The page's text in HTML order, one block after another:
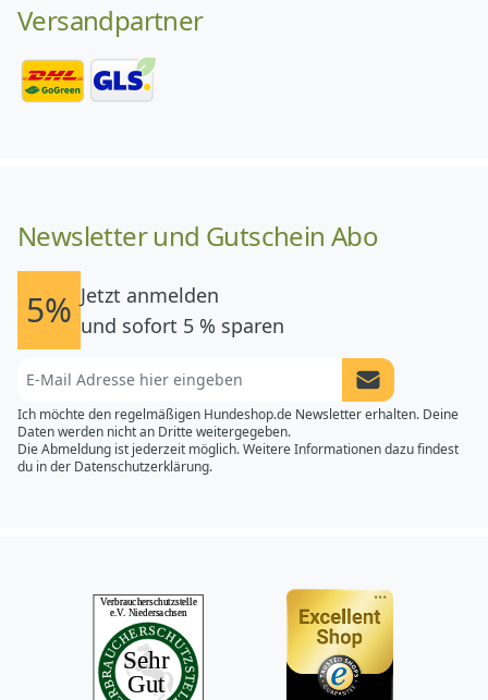
Versandpartner
Newsletter und Gutschein Abo
5% Jetzt anmelden
und sofort 5 % sparen
Newsletter
Ich möchte den regelmäßigen Hundeshop.de Newsletter erhalten. Deine
Daten werden nicht an Dritte weitergegeben.
Die Abmeldung ist jederzeit möglich. Weitere Informationen dazu findest
du in der Datenschutzerklärung.